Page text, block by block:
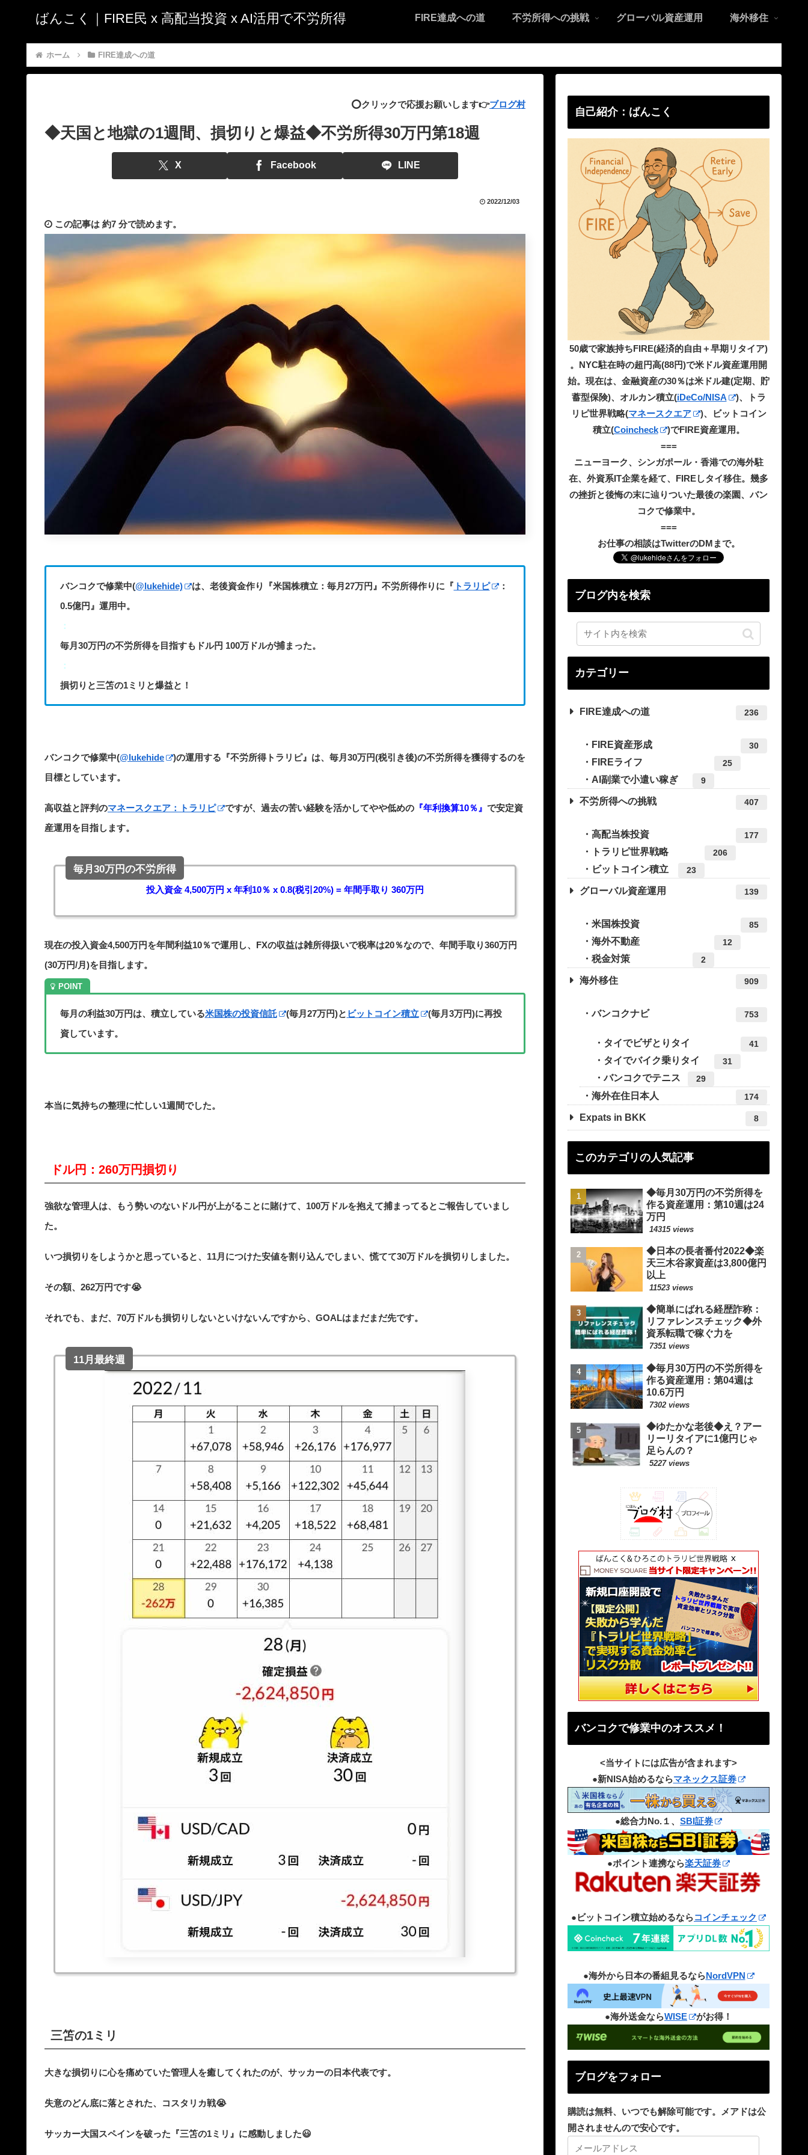
ばんこく｜FIRE民 x 高配当投資 x AI活用で不労所得 FIRE達成への道 不労所得への挑戦 グローバル資産運用 海外移住
ホーム FIRE達成への道
⭕️クリックで応援お願いします👉ブログ村
◆天国と地獄の1週間、損切りと爆益◆不労所得30万円第18週
X Facebook LINE
2022/12/03
この記事は 約7 分で読めます。
バンコクで修業中(@lukehide) は、老後資金作り『米国株積立：毎月27万円』不労所得作りに『 トラリピ
：
0.5億円』運用中。
：
毎月30万円の不労所得を目指すもドル円 100万ドルが捕まった。
：
損切りと三笘の1ミリと爆益と！
バンコクで修業中(@lukehide
)の運用する『不労所得トラリピ』は、毎月30万円(税引き後)の不労所得を獲得するのを
目標としています。
高収益と評判のマネースクエア：トラリピ ですが、過去の苦い経験を活かしてやや低めの 『年利換算10％』 で安定資
産運用を目指します。
毎月30万円の不労所得
投入資金 4,500万円 x 年利10％ x 0.8(税引20%) = 年間手取り 360万円
現在の投入資金4,500万円を年間利益10％で運用し、FXの収益は雑所得扱いで税率は20％なので、年間手取り360万円
(30万円/月)を目指します。
毎月の利益30万円は、積立している米国株の投資信託 (毎月27万円)と ビットコイン積立
(毎月3万円)に再投
資しています。
本当に気持ちの整理に忙しい1週間でした。
ドル円：260万円損切り
強欲な管理人は、もう勢いのないドル円が上がることに賭けて、100万ドルを抱えて捕まってるとご報告していまし
た。
いつ損切りをしようかと思っていると、11月につけた安値を割り込んでしまい、慌てて30万ドルを損切りしました。
その額、262万円です😭
それでも、まだ、70万ドルも損切りしないといけないんですから、GOALはまだまだ先です。
11月最終週
三笘の1ミリ
大きな損切りに心を痛めていた管理人を癒してくれたのが、サッカーの日本代表です。
失意のどん底に落とされた、コスタリカ戦😭
サッカー大国スペインを破った『三笘の1ミリ』に感動しました😃
自己紹介：ばんこく
50歳で家族持ちFIRE(経済的自由＋早期リタイア)
。NYC駐在時の超円高(88円)で米ドル資産運用開
始。現在は、金融資産の30％は米ドル建(定期、貯
蓄型保険)、オルカン積立(iDeCo/NISA
)、トラ
リピ世界戦略(マネースクエア
)、ビットコイン
積立(Coincheck
)でFIRE資産運用。
===
ニューヨーク、シンガポール・香港での海外駐
在、外資系IT企業を経て、FIREしタイ移住。幾多
の挫折と後悔の末に辿りついた最後の楽園、バン
コクで修業中。
===
お仕事の相談はTwitterのDMまで。
ブログ内を検索
カテゴリー
FIRE達成への道 236
FIRE資産形成 30
FIREライフ 25
AI副業で小遣い稼ぎ 9
不労所得への挑戦 407
高配当株投資 177
トラリピ世界戦略 206
ビットコイン積立 23
グローバル資産運用 139
米国株投資 85
海外不動産 12
税金対策 2
海外移住 909
バンコクナビ 753
タイでビザとりタイ 41
タイでバイク乗りタイ 31
バンコクでテニス 29
海外在住日本人 174
Expats in BKK 8
このカテゴリの人気記事
◆毎月30万円の不労所得を
作る資産運用：第10週は24
万円
14315 views
◆日本の長者番付2022◆楽
天三木谷家資産は3,800億円
以上
11523 views
◆簡単にばれる経歴詐称：
リファレンスチェック◆外
資系転職で稼ぐ力を
7351 views
◆毎月30万円の不労所得を
作る資産運用：第04週は
10.6万円
7302 views
◆ゆたかな老後◆え？アー
リーリタイアに1億円じゃ
足らんの？
5227 views
バンコクで修業中のオススメ！
<当サイトには広告が含まれます>
●新NISA始めるならマネックス証券
●総合力No.１、 SBI証券
●ポイント連携なら楽天証券
●ビットコイン積立始めるならコインチェック
●海外から日本の番組見るならNordVPN
●海外送金ならWISE がお得！
ブログをフォロー
購読は無料、いつでも解除可能です。メアドは公
開されませんので安心です。